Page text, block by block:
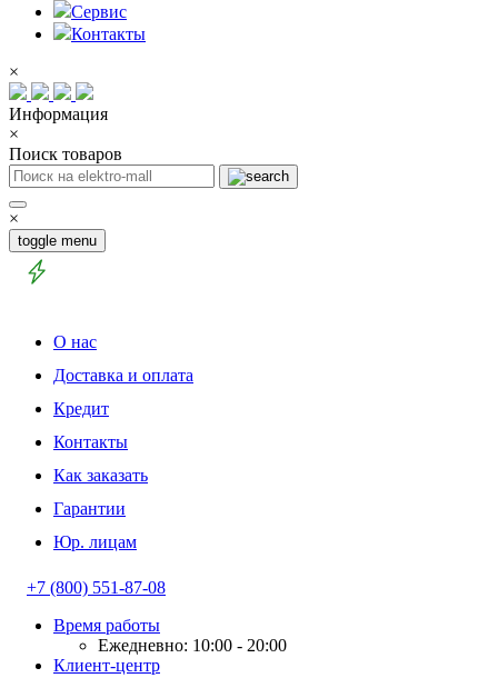
Сервис
Контакты
×
Информация
×
Поиск товаров
×
toggle menu
О нас
Доставка и оплата
Кредит
Контакты
Как заказать
Гарантии
Юр. лицам
+7 (800) 551-87-08
Время работы
Ежедневно: 10:00 - 20:00
Клиент-центр